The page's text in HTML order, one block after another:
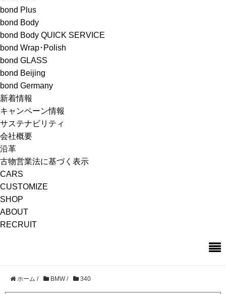
bond Plus
bond Body
bond Body QUICK SERVICE
bond Wrap･Polish
bond GLASS
bond Beijing
bond Germany
新着情報
キャンペーン情報
サステナビリティ
会社概要
沿革
古物営業法に基づく表示
CARS
CUSTOMIZE
SHOP
ABOUT
RECRUIT
ホーム / BMW/ 340